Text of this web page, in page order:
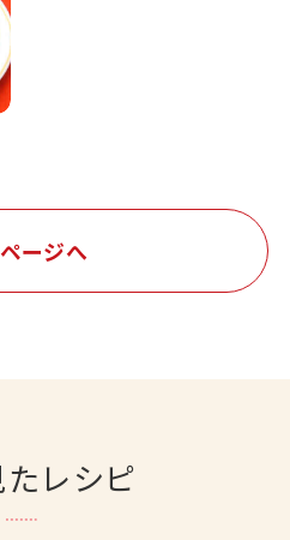
ージへ
レシピ